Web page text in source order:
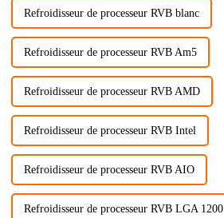
Refroidisseur de processeur RVB blanc
Refroidisseur de processeur RVB Am5
Refroidisseur de processeur RVB AMD
Refroidisseur de processeur RVB Intel
Refroidisseur de processeur RVB AIO
Refroidisseur de processeur RVB LGA 1200